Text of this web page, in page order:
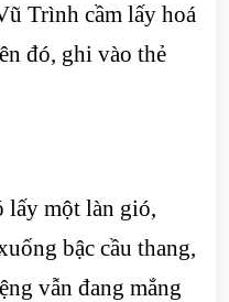
Trình cầm lấy hoá
đó, ghi vào thẻ
lấy một làn gió,
bậc cầu thang,
vẫn đang mắng